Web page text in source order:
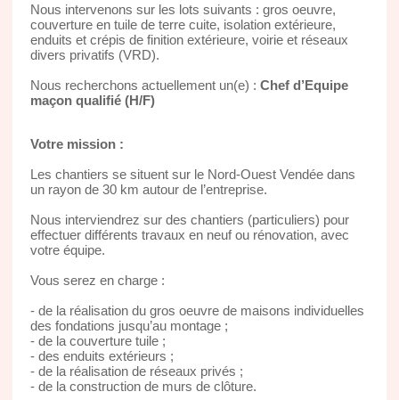
Nous intervenons sur les lots suivants : gros oeuvre,
couverture en tuile de terre cuite, isolation extérieure,
enduits et crépis de finition extérieure, voirie et réseaux
divers privatifs (VRD).
Nous recherchons actuellement un(e) : Chef d’Equipe
maçon qualifié (H/F)
Votre mission :
Les chantiers se situent sur le Nord-Ouest Vendée dans
un rayon de 30 km autour de l’entreprise.
Nous interviendrez sur des chantiers (particuliers) pour
effectuer différents travaux en neuf ou rénovation, avec
votre équipe.
Vous serez en charge :
- de la réalisation du gros oeuvre de maisons individuelles
des fondations jusqu’au montage ;
- de la couverture tuile ;
- des enduits extérieurs ;
- de la réalisation de réseaux privés ;
- de la construction de murs de clôture.